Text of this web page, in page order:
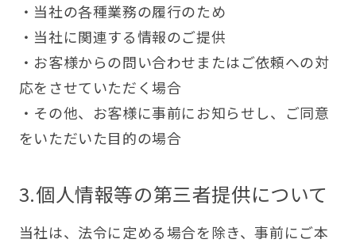
・当社の各種業務の履行のため
・当社に関連する情報のご提供
・お客様からの問い合わせまたはご依頼への対
応をさせていただく場合
・その他、お客様に事前にお知らせし、ご同意
をいただいた目的の場合
3.個人情報等の第三者提供について
当社は、法令に定める場合を除き、事前にご本